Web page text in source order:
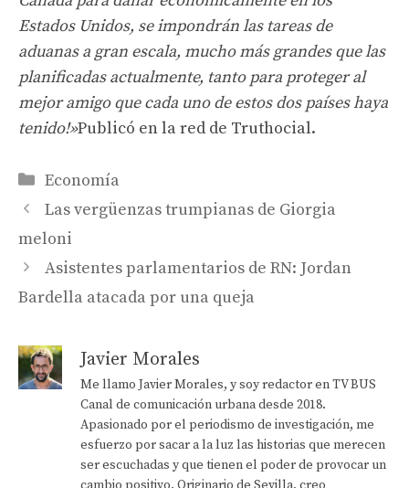
Estados Unidos, se impondrán las tareas de
aduanas a gran escala, mucho más grandes que las
planificadas actualmente, tanto para proteger al
mejor amigo que cada uno de estos dos países haya
tenido!»Publicó en la red de Truthocial.
Categorías
Economía
Las vergüenzas trumpianas de Giorgia
meloni
Asistentes parlamentarios de RN: Jordan
Bardella atacada por una queja
Javier Morales
Me llamo Javier Morales, y soy redactor en TV BUS
Canal de comunicación urbana desde 2018.
Apasionado por el periodismo de investigación, me
esfuerzo por sacar a la luz las historias que merecen
ser escuchadas y que tienen el poder de provocar un